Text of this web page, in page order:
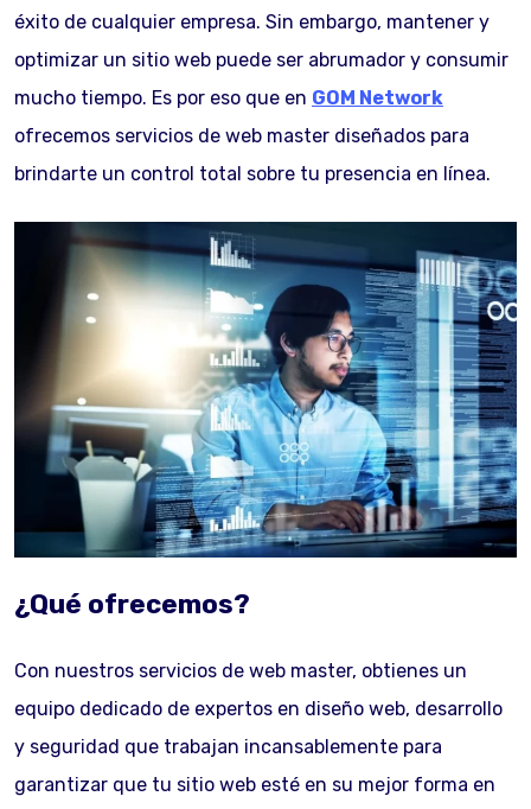
éxito de cualquier empresa. Sin embargo, mantener y
optimizar un sitio web puede ser abrumador y consumir
mucho tiempo. Es por eso que en GOM Network
ofrecemos servicios de web master diseñados para
brindarte un control total sobre tu presencia en línea.
¿Qué ofrecemos?
Con nuestros servicios de web master, obtienes un
equipo dedicado de expertos en diseño web, desarrollo
y seguridad que trabajan incansablemente para
garantizar que tu sitio web esté en su mejor forma en